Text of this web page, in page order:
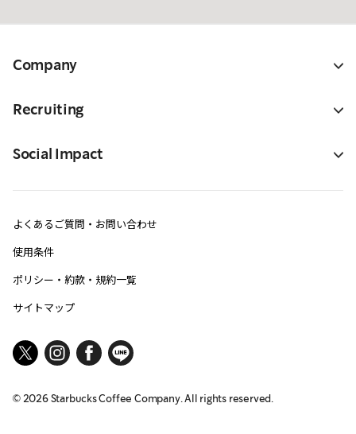
Company
Recruiting
Social Impact
よくあるご質問・お問い合わせ
使用条件
ポリシー・約款・規約一覧
サイトマップ
© 2026Starbucks Coffee Company. All rights reserved.